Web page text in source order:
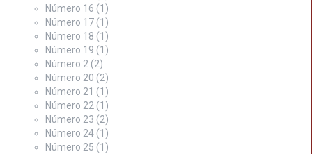
Número 16 (1)
Número 17 (1)
Número 18 (1)
Número 19 (1)
Número 2 (2)
Número 20 (2)
Número 21 (1)
Número 22 (1)
Número 23 (2)
Número 24 (1)
Número 25 (1)